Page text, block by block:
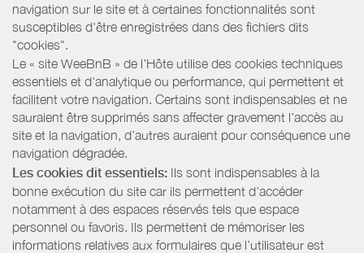
navigation sur le site et à certaines fonctionnalités sont
susceptibles d'être enregistrées dans des fichiers dits
"cookies".
Le « site WeeBnB » de l’Hôte utilise des cookies techniques
essentiels et d'analytique ou performance, qui permettent et
facilitent votre navigation. Certains sont indispensables et ne
sauraient être supprimés sans affecter gravement l’accès au
site et la navigation, d’autres auraient pour conséquence une
navigation dégradée.
Les cookies dit essentiels: Ils sont indispensables à la
bonne exécution du site car ils permettent d'accéder
notamment à des espaces réservés tels que espace
personnel ou favoris. Ils permettent de mémoriser les
informations relatives aux formulaires que l’utilisateur est